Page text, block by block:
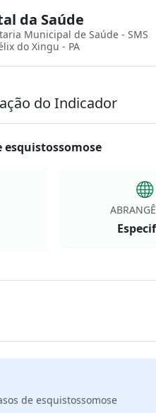
da Saúde
Municipal de Saúde - SMS
do Xingu - PA
do Indicador
esquistossomose
de esquistossomose